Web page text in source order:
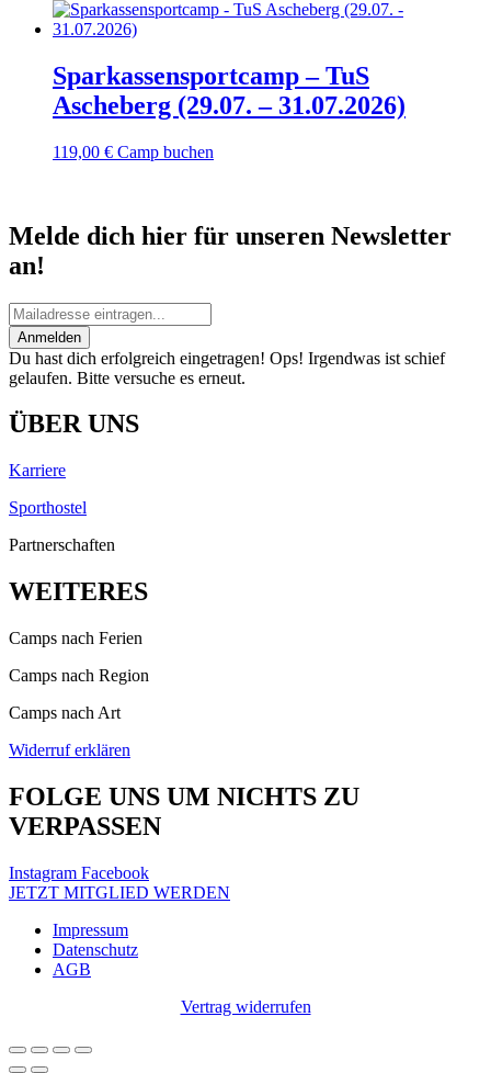
Sparkassensportcamp – TuS
Ascheberg (29.07. – 31.07.2026)
119,00 € Camp buchen
Melde dich hier für unseren Newsletter
an!
Anmelden
Du hast dich erfolgreich eingetragen! Ops! Irgendwas ist schief
gelaufen. Bitte versuche es erneut.
ÜBER UNS
Karriere
Sporthostel
Partnerschaften
WEITERES
Camps nach Ferien
Camps nach Region
Camps nach Art
Widerruf erklären
FOLGE UNS UM NICHTS ZU
VERPASSEN
Instagram Facebook
JETZT MITGLIED WERDEN
Impressum
Datenschutz
AGB
Vertrag widerrufen